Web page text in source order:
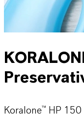
Koralone™ HP